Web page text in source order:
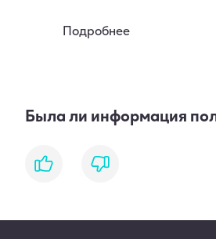
Подробнее
Была ли информация
like dislike